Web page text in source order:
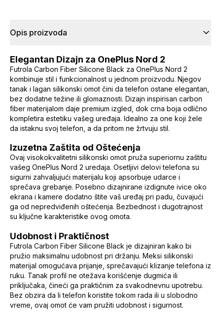
Opis proizvoda
Elegantan Dizajn za OnePlus Nord 2
Futrola Carbon Fiber Silicone Black za OnePlus Nord 2
kombinuje stil i funkcionalnost u jednom proizvodu. Njegov
tanak i lagan silikonski omot čini da telefon ostane elegantan,
bez dodatne težine ili glomaznosti. Dizajn inspirisan carbon
fiber materijalom daje premium izgled, dok crna boja odlično
kompletira estetiku vašeg uređaja. Idealno za one koji žele
da istaknu svoj telefon, a da pritom ne žrtvuju stil.
Izuzetna Zaštita od Oštećenja
Ovaj visokokvalitetni silikonski omot pruža superiornu zaštitu
vašeg OnePlus Nord 2 uredaja. Osetljivi delovi telefona su
sigurni zahvaljujući materijalu koji apsorbuje udarce i
sprečava grebanje. Posebno dizajnirane izdignute ivice oko
ekrana i kamere dodatno štite vaš uređaj pri padu, čuvajući
ga od nepredviđenih oštećenja. Bezbednost i dugotrajnost
su ključne karakteristike ovog omota.
Udobnost i Praktičnost
Futrola Carbon Fiber Silicone Black je dizajniran kako bi
pružio maksimalnu udobnost pri držanju. Meksi silikonski
materijal omogućava prijanje, sprečavajući klizanje telefona iz
ruku. Tanak profil ne otežava korišćenje dugmića ili
priključaka, čineći ga praktičnim za svakodnevnu upotrebu.
Bez obzira da li telefon koristite tokom rada ili u slobodno
vreme, ovaj omot će vam pružiti udobnost i sigurnost.